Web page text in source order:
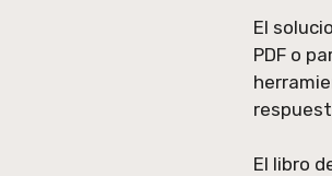
El
PDF o
El libro